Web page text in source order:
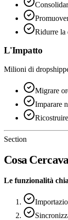
Ridurre la
L'Impatto
Milioni di
Migrare
Imparare
Section
Cosa
Le funzionalità